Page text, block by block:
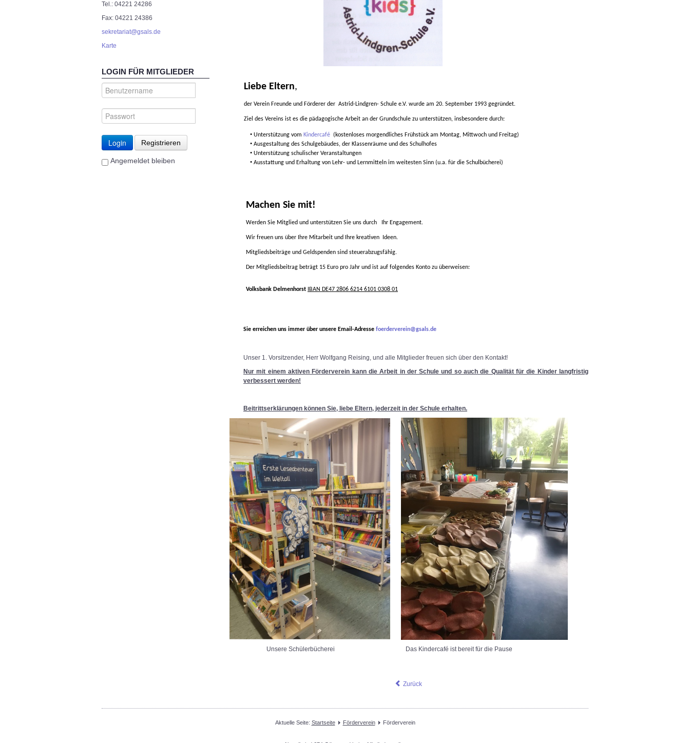
Tel.: 04221 24286
Fax: 04221 24386
sekretariat@gsals.de
Karte
LOGIN FÜR MITGLIEDER
Login Registrieren
Angemeldet bleiben
Liebe Eltern,
der Verein Freunde und Förderer der Astrid-Lindgren- Schule e.V. wurde am 20. September 1993 gegründet.
Ziel des Vereins ist es die pädagogische Arbeit an der Grundschule zu unterstützen, insbesondere durch:
• Unterstützung vom Kindercafé (kostenloses morgendliches Frühstück am Montag, Mittwoch und Freitag)
• Ausgestaltung des Schulgebäudes, der Klassenräume und des Schulhofes
• Unterstützung schulischer Veranstaltungen
• Ausstattung und Erhaltung von Lehr- und Lernmitteln im weitesten Sinn (u.a. für die Schulbücherei)
Machen Sie mit!
Werden Sie Mitglied und unterstützen Sie uns durch Ihr Engagement.
Wir freuen uns über Ihre Mitarbeit und Ihre kreativen Ideen.
Mitgliedsbeiträge und Geldspenden sind steuerabzugsfähig.
Der Mitgliedsbeitrag beträgt 15 Euro pro Jahr und ist auf folgendes Konto zu überweisen:
Volksbank Delmenhorst IBAN DE47 2806 6214 6101 0308 01
Sie erreichen uns immer über unsere Email-Adresse foerderverein@gsals.de
Unser 1. Vorsitzender, Herr Wolfgang Reising, und alle Mitglieder freuen sich über den Kontakt!
Nur mit einem aktiven Förderverein kann die Arbeit in der Schule und so auch die Qualität für die Kinder langfristig
verbessert werden!
Beitrittserklärungen können Sie, liebe Eltern, jederzeit in der Schule erhalten.
Unsere Schülerbücherei Das Kindercafé ist bereit für die Pause
Zurück
Aktuelle Seite: Startseite Förderverein Förderverein